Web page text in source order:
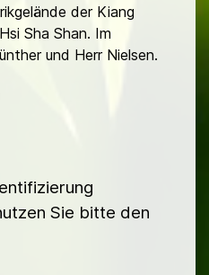
der Kiang
Sha Shan. Im
und Herr Nielsen.
Sie bitte den